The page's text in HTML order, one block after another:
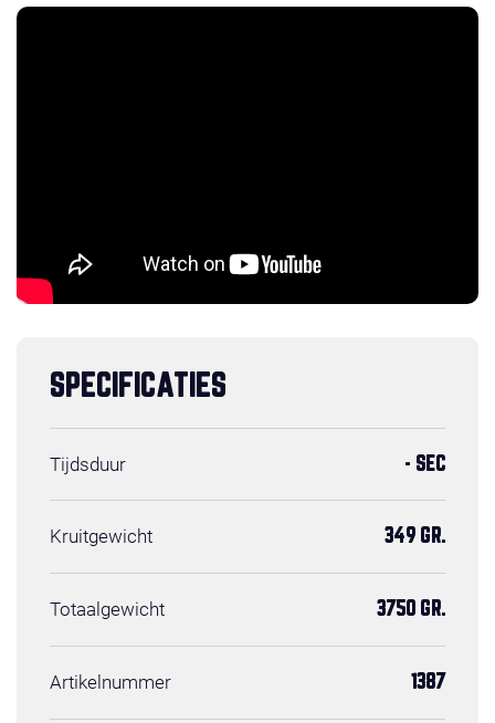
SPECIFICATIES
Tijdsduur - SEC
Kruitgewicht 349 GR.
Totaalgewicht 3750 GR.
Artikelnummer 1387